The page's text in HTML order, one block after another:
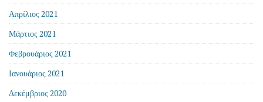
Απρίλιος 2021
Μάρτιος 2021
Φεβρουάριος 2021
Ιανουάριος 2021
Δεκέμβριος 2020